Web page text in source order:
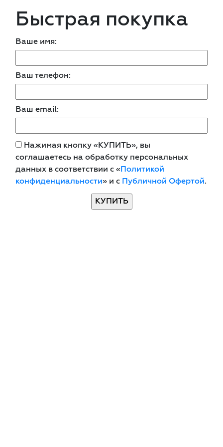
Быстрая покупка
Ваше имя:
Ваш телефон:
Ваш email:
Нажимая кнопку «КУПИТЬ», вы
соглашаетесь на обработку персональных
данных в соответствии с «Политикой
конфиденциальности» и с Публичной Офертой.